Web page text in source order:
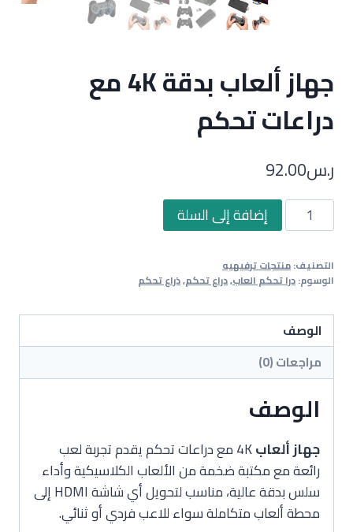
جهاز ألعاب بدقة 4K مع
دراعات تحكم
ر.س92.00
كمية
جهاز
بدقة
4K
مع
دراعات
تحكم
إضافة إلى السلة
التصنيف:منتجات ترفيهيه
الوسوم:درا تحكم العاب,دراع تحكم,ذراع تحكم
الوصف
مراجعات (0)
الوصف
جهاز ألعاب
4K مع دراعات تحكم يقدم تجربة لعب
رائعة مع مكتبة ضخمة من الألعاب الكلاسيكية وأداء
سلس بدقة عالية، مناسب لتحويل أي شاشة HDMI إلى
محطة ألعاب متكاملة سواء للاعب فردي أو ثنائي.